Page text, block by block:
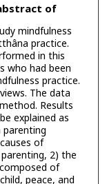
of
mindfulness
practice.
in this
who had been
practice.
The data
Results
explained as
of
2) the
of
peace, and